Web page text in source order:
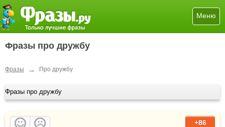
Меню
Фразы про дружбу
Фразы → Про дружбу
Фразы про дружбу
+86